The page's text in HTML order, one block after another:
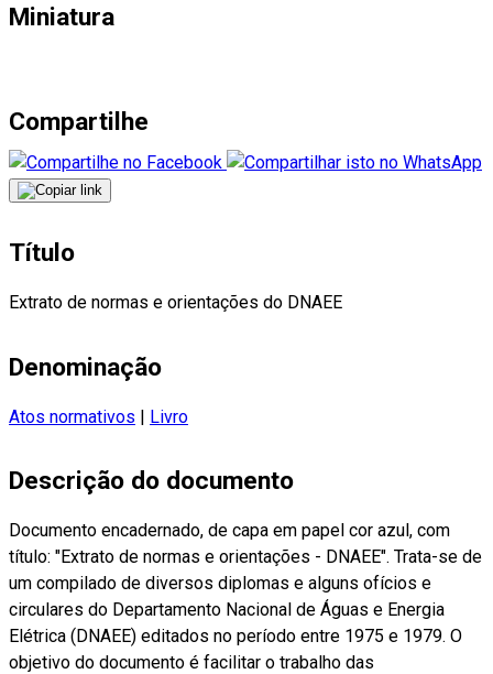
Miniatura
Compartilhe
Título
Extrato de normas e orientações do DNAEE
Denominação
Atos normativos | Livro
Descrição do documento
Documento encadernado, de capa em papel cor azul, com
título: "Extrato de normas e orientações - DNAEE". Trata-se de
um compilado de diversos diplomas e alguns ofícios e
circulares do Departamento Nacional de Águas e Energia
Elétrica (DNAEE) editados no período entre 1975 e 1979. O
objetivo do documento é facilitar o trabalho das